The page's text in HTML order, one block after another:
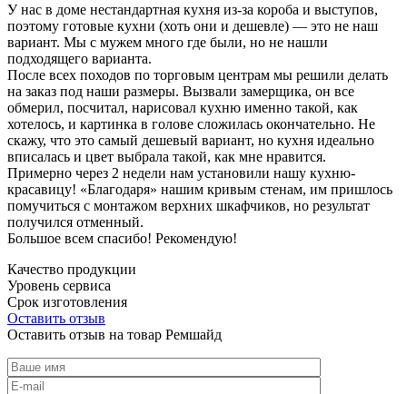
У нас в доме нестандартная кухня из-за короба и выступов,
поэтому готовые кухни (хоть они и дешевле) — это не наш
вариант. Мы с мужем много где были, но не нашли
подходящего варианта.
После всех походов по торговым центрам мы решили делать
на заказ под наши размеры. Вызвали замерщика, он все
обмерил, посчитал, нарисовал кухню именно такой, как
хотелось, и картинка в голове сложилась окончательно. Не
скажу, что это самый дешевый вариант, но кухня идеально
вписалась и цвет выбрала такой, как мне нравится.
Примерно через 2 недели нам установили нашу кухню-
красавицу! «Благодаря» нашим кривым стенам, им пришлось
помучиться с монтажом верхних шкафчиков, но результат
получился отменный.
Большое всем спасибо! Рекомендую!
Качество продукции
Уровень сервиса
Срок изготовления
Оставить отзыв
Оставить отзыв на товар Ремшайд